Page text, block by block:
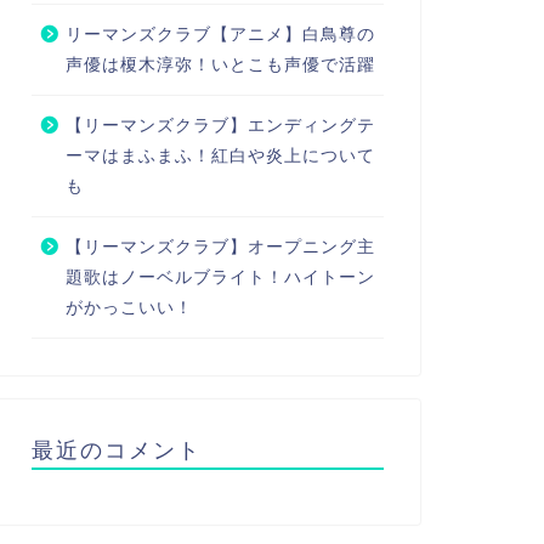
リーマンズクラブ【アニメ】白鳥尊の
声優は榎木淳弥！いとこも声優で活躍
【リーマンズクラブ】エンディングテ
ーマはまふまふ！紅白や炎上について
も
【リーマンズクラブ】オープニング主
題歌はノーベルブライト！ハイトーン
がかっこいい！
最近のコメント